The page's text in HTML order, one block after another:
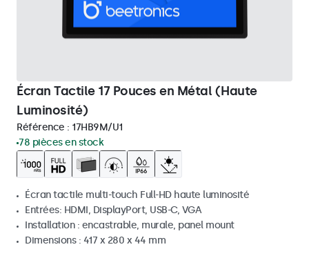
Écran Tactile 17 Pouces en Métal (Haute
Luminosité)
Référence : 17HB9M/U1
78 pièces en stock
Écran tactile multi-touch Full-HD haute luminosité
Entrées: HDMI, DisplayPort, USB-C, VGA
Installation : encastrable, murale, panel mount
Dimensions : 417 x 280 x 44 mm